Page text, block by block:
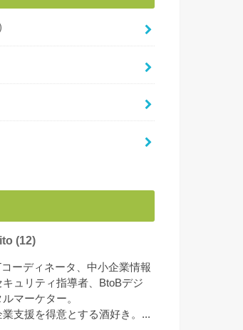
(12)
コーディネータ、中小企業情報
キュリティ指導者、BtoBデジ
ルマーケター。
業支援を得意とする酒好き。...